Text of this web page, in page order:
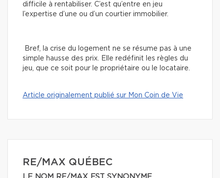
difficile à rentabiliser. C’est qu’entre en jeu
l’expertise d’une ou d’un courtier immobilier.
Bref, la crise du logement ne se résume pas à une
simple hausse des prix. Elle redéfinit les règles du
jeu, que ce soit pour le propriétaire ou le locataire.
Article originalement publié sur Mon Coin de Vie
RE/MAX QUÉBEC